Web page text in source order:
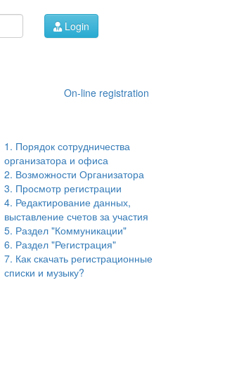
Login
On-line registration
1. Порядок сотрудничества
организатора и офиса
2. Возможности Организатора
3. Просмотр регистрации
4. Редактирование данных,
выставление счетов за участия
5. Раздел "Коммуникации"
6. Раздел "Регистрация"
7. Как скачать регистрационные
списки и музыку?